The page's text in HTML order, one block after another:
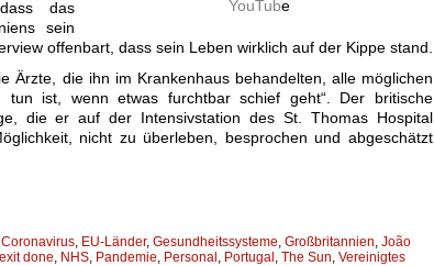
YouTube
das
sein
offenbart, dass sein Leben wirklich auf der Kippe stand.
Ärzte, die ihn im Krankenhaus behandelten, alle möglichen
tun ist, wenn etwas furchtbar schief geht“. Der britische
die er auf der Intensivstation des St. Thomas Hospital
nicht zu überleben, besprochen und abgeschätzt
Coronavirus, EU-Länder, Gesundheitssysteme, Großbritannien, João
done, NHS, Pandemie, Personal , Portugal , The Sun, Vereinigtes